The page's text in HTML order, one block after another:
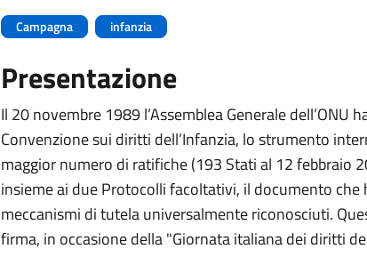
Campagna infanzia
Presentazione
Il 20 novembre 1989 l’Assemblea Generale dell’ONU
Convenzione sui diritti dell’Infanzia, lo strumento
maggior numero di ratifiche (193 Stati al 12 febbraio
insieme ai due Protocolli facoltativi, il documento
meccanismi di tutela universalmente riconosciuti.
firma, in occasione della "Giornata italiana dei diritti